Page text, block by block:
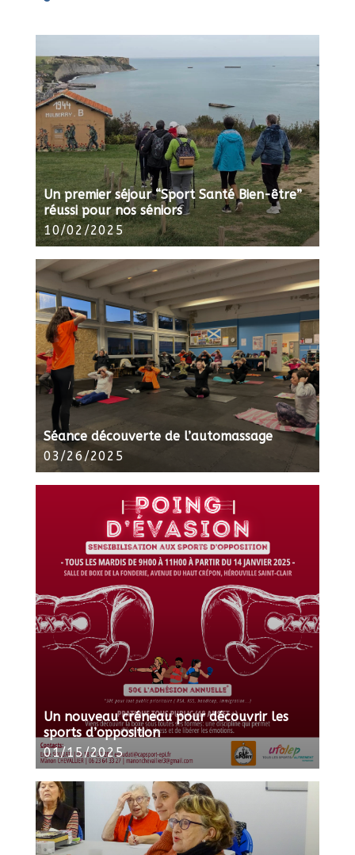
Un premier séjour “Sport Santé Bien-être”
réussi pour nos séniors
10/02/2025
Séance découverte de l’automassage
03/26/2025
Un nouveau créneau pour découvrir les
sports d’opposition
01/15/2025